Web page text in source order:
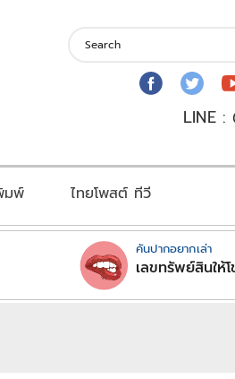
LINE :
มพ์ ไทยโพสต์ ทีวี
คันปากอยากเล่า
เลขทรัพย์สินให้